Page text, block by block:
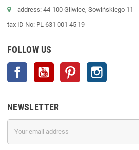
address: 44-100 Gliwice, Sowińskiego 11
tax ID No: PL 631 001 45 19
FOLLOW US
Facebook YouTube Pinterest
NEWSLETTER